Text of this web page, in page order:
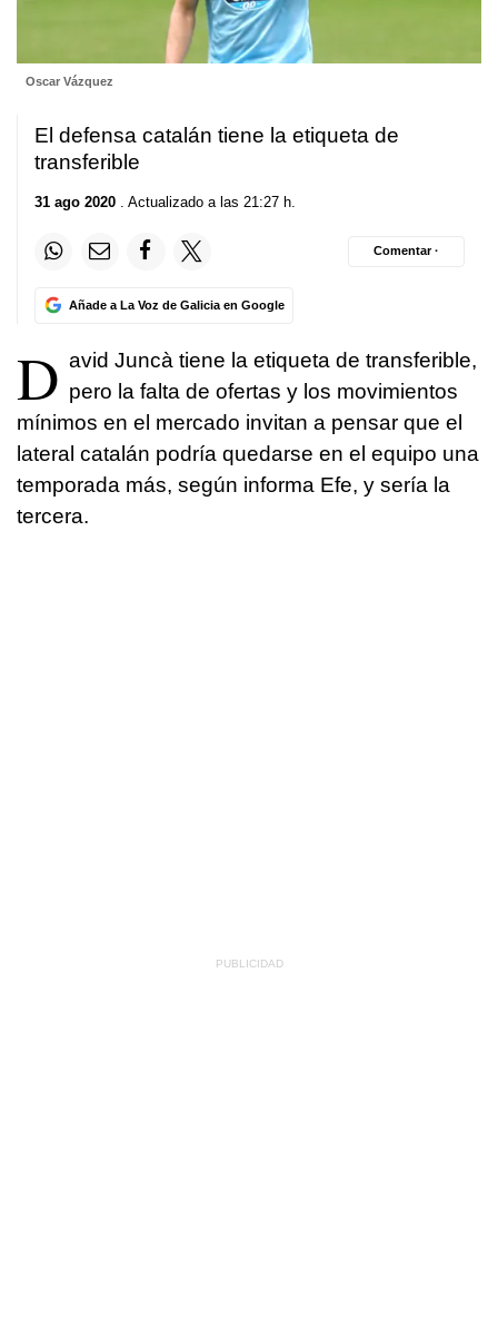
Oscar Vázquez
El defensa catalán tiene la etiqueta de
transferible
31 ago 2020 . Actualizado a las 21:27 h.
Añade a La Voz de Galicia en Google
Comentar ·
D avid Juncà tiene la etiqueta de transferible,
pero la falta de ofertas y los movimientos
mínimos en el mercado invitan a pensar que el
lateral catalán podría quedarse en el equipo una
temporada más, según informa Efe, y sería la
tercera.